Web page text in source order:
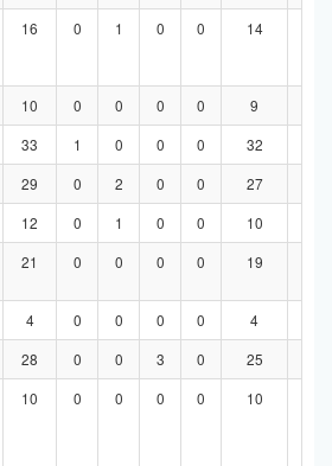
16 0 1 0 0 14
10 0 0 0 0 9
33 1 0 0 0 32
29 0 2 0 0 27
12 0 1 0 0 10
21 0 0 0 0 19
4 0 0 0 0 4
28 0 0 3 0 25
10 0 0 0 0 10